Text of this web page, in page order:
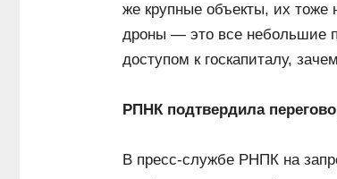
же крупные объекты, их тоже
дроны — это все небольшие
доступом к госкапиталу,
РПНК подтвердила
В пресс-службе РНПК на